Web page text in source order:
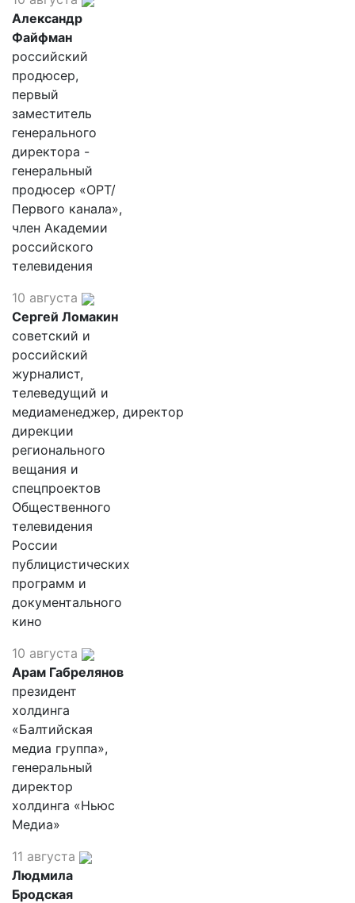
Александр
Файфман
российский
продюсер,
первый
заместитель
генерального
директора -
генеральный
продюсер «ОРТ/
Первого канала»,
член Академии
российского
телевидения
10 августа
Сергей Ломакин
советский и
российский
журналист,
телеведущий и
медиаменеджер, директор
дирекции
регионального
вещания и
спецпроектов
Общественного
телевидения
России
публицистических
программ и
документального
кино
10 августа
Арам Габрелянов
президент
холдинга
«Балтийская
медиа группа»,
генеральный
директор
холдинга «Ньюс
Медиа»
11 августа
Людмила
Бродская